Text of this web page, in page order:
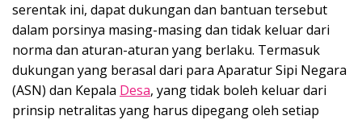
serentak ini, dapat dukungan dan bantuan tersebut
dalam porsinya masing-masing dan tidak keluar dari
norma dan aturan-aturan yang berlaku. Termasuk
dukungan yang berasal dari para Aparatur Sipi Negara
(ASN) dan Kepala Desa, yang tidak boleh keluar dari
prinsip netralitas yang harus dipegang oleh setiap